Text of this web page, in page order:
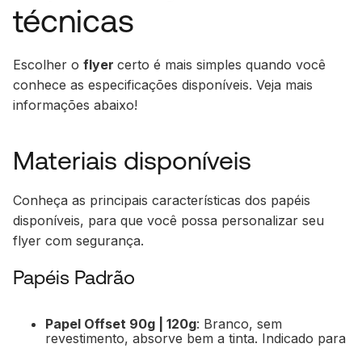
técnicas
Escolher o flyer certo é mais simples quando você
conhece as especificações disponíveis. Veja mais
informações abaixo!
Materiais disponíveis
Conheça as principais características dos papéis
disponíveis, para que você possa personalizar seu
flyer com segurança.
Papéis Padrão
Papel Offset 90g | 120g: Branco, sem
revestimento, absorve bem a tinta. Indicado para